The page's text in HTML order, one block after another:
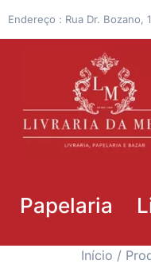
Endereço : Rua Dr. Bozano,
Papelaria
Início /